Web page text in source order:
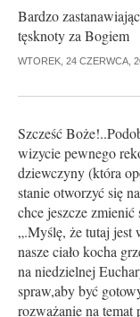
Bardzo
tęsknoty za Bogiem
WTOREK, 24 CZERWCA,
Szcześć
wizycie pewnego
dziewczyny (która
stanie otworzyć się
chce jeszcze zmienić
„.Myślę, że tutaj jest
nasze ciało kocha
na niedzielnej
spraw,aby być
rozważanie na